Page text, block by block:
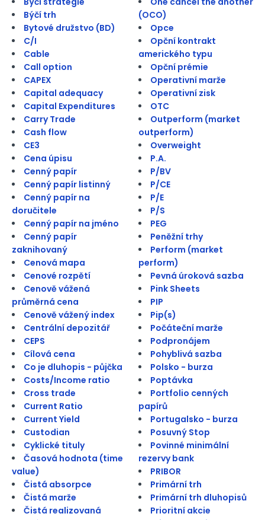
Býčí trh
Bytové družstvo (BD)
C/I
Cable
Call option
CAPEX
Capital adequacy
Capital Expenditures
Carry Trade
Cash flow
CE3
Cena úpisu
Cenný papír
Cenný papír listinný
Cenný papír na
doručitele
Cenný papír na jméno
Cenný papír
zaknihovaný
Cenová mapa
Cenové rozpětí
Cenově vážená
průměrná cena
Cenově vážený index
Centrální depozitář
CEPS
Cílová cena
Co je dluhopis - půjčka
Costs/Income ratio
Cross trade
Current Ratio
Current Yield
Custodian
Cyklické tituly
Časová hodnota (time
value)
Čistá absorpce
Čistá marže
Čistá realizovaná
(OCO)
Opce
Opční kontrakt
amerického typu
Opční prémie
Operativní marže
Operativní zisk
OTC
Outperform (market
outperform)
Overweight
P.A.
P/BV
P/CE
P/E
P/S
PEG
Peněžní trhy
Perform (market
perform)
Pevná úroková sazba
Pink Sheets
PIP
Pip(s)
Počáteční marže
Podpronájem
Pohyblivá sazba
Polsko - burza
Poptávka
Portfolio cenných
papírů
Portugalsko - burza
Posuvný Stop
Povinné minimální
rezervy bank
PRIBOR
Primární trh
Primární trh dluhopisů
Prioritní akcie